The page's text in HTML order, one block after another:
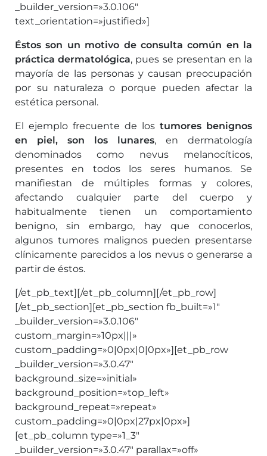
_builder_version=»3.0.106″
text_orientation=»justified»]
Éstos son un motivo de consulta común en la
práctica dermatológica, pues se presentan en la
mayoría de las personas y causan preocupación
por su naturaleza o porque pueden afectar la
estética personal.
El ejemplo frecuente de los tumores benignos
en piel, son los lunares, en dermatología
denominados como nevus melanocíticos,
presentes en todos los seres humanos. Se
manifiestan de múltiples formas y colores,
afectando cualquier parte del cuerpo y
habitualmente tienen un comportamiento
benigno, sin embargo, hay que conocerlos,
algunos tumores malignos pueden presentarse
clínicamente parecidos a los nevus o generarse a
partir de éstos.
[/et_pb_text][/et_pb_column][/et_pb_row]
[/et_pb_section][et_pb_section fb_built=»1″
_builder_version=»3.0.106″
custom_margin=»10px|||»
custom_padding=»0|0px|0|0px»][et_pb_row
_builder_version=»3.0.47″
background_size=»initial»
background_position=»top_left»
background_repeat=»repeat»
custom_padding=»0|0px|27px|0px»]
[et_pb_column type=»1_3″
_builder_version=»3.0.47″ parallax=»off»